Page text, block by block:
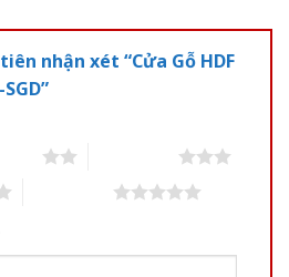
nhận xét “Cửa Gỗ HDF